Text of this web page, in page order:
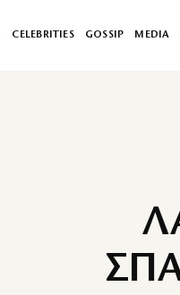
CELEBRITIES GOSSIP MEDIA